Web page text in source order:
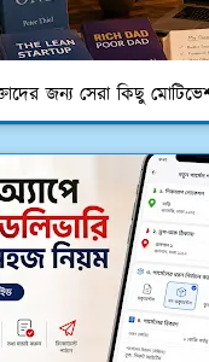
জন্য সেরা কিছু